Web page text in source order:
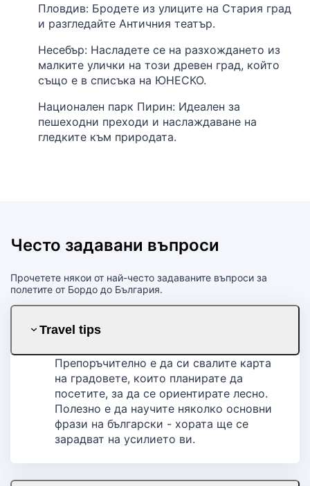
Пловдив: Бродете из улиците на Стария град
и разгледайте Античния театър.
Несебър: Насладете се на разхождането из
малките улички на този древен град, който
също е в списъка на ЮНЕСКО.
Национален парк Пирин: Идеален за
пешеходни преходи и наслаждаване на
гледките към природата.
Често задавани въпроси
Прочетете някои от най-често задаваните въпроси за
полетите от Бордо до България.
Travel tips
Препоръчително е да си свалите карта
на градовете, които планирате да
посетите, за да се ориентирате лесно.
Полезно е да научите няколко основни
фрази на български - хората ще се
зарадват на усилието ви.